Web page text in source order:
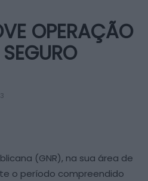
OPERAÇÃO
(GNR), na sua área de
o período compreendido